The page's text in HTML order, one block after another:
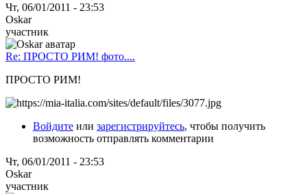
Чт, 06/01/2011 - 23:53
Oskar
участник
Re: ПРОСТО РИМ! фото....
ПРОСТО РИМ!
Войдите или зарегистрируйтесь, чтобы получить
возможность отправлять комментарии
Чт, 06/01/2011 - 23:53
Oskar
участник